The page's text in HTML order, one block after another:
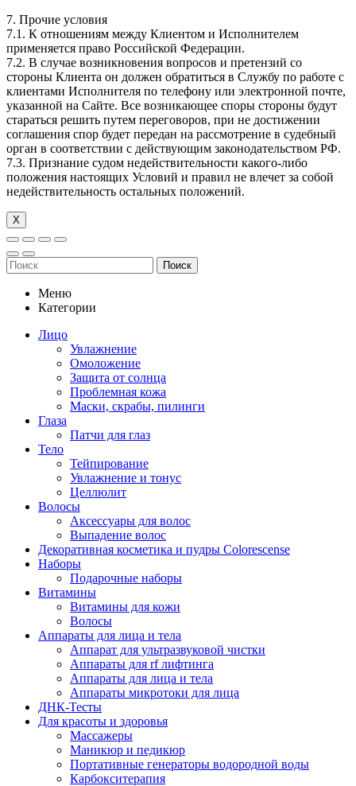
7. Прочие условия
7.1. К отношениям между Клиентом и Исполнителем
применяется право Российской Федерации.
7.2. В случае возникновения вопросов и претензий со
стороны Клиента он должен обратиться в Службу по работе с
клиентами Исполнителя по телефону или электронной почте,
указанной на Сайте. Все возникающее споры стороны будут
стараться решить путем переговоров, при не достижении
соглашения спор будет передан на рассмотрение в судебный
орган в соответствии с действующим законодательством РФ.
7.3. Признание судом недействительности какого-либо
положения настоящих Условий и правил не влечет за собой
недействительность остальных положений.
Х
Поиск
Меню
Категории
Лицо
Увлажнение
Омоложение
Защита от солнца
Проблемная кожа
Маски, скрабы, пилинги
Глаза
Патчи для глаз
Тело
Тейпирование
Увлажнение и тонус
Целлюлит
Волосы
Аксессуары для волос
Выпадение волос
Декоративная косметика и пудры Colorescense
Наборы
Подарочные наборы
Витамины
Витамины для кожи
Волосы
Аппараты для лица и тела
Аппарат для ультразвуковой чистки
Аппараты для rf лифтинга
Аппараты для лица и тела
Аппараты микротоки для лица
ДНК-Тесты
Для красоты и здоровья
Массажеры
Маникюр и педикюр
Портативные генераторы водородной воды
Карбокситерапия